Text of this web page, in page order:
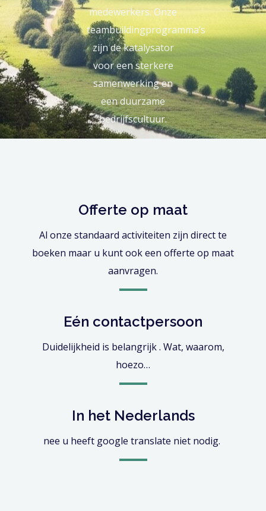
medewerkers. Onze
teambuildingprogramma’s
zijn de katalysator
voor een sterkere
samenwerking en
een duurzame
bedrijfscultuur.
Offerte op maat
Al onze standaard activiteiten zijn direct te
boeken maar u kunt ook een offerte op maat
aanvragen.
Eén contactpersoon
Duidelijkheid is belangrijk . Wat, waarom,
hoezo…
In het Nederlands
nee u heeft google translate niet nodig.